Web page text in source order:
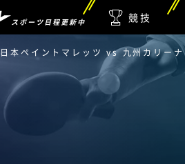
スポーツ日程更新中 競技
日本ペイントマレッツ vs 九州カリーナ